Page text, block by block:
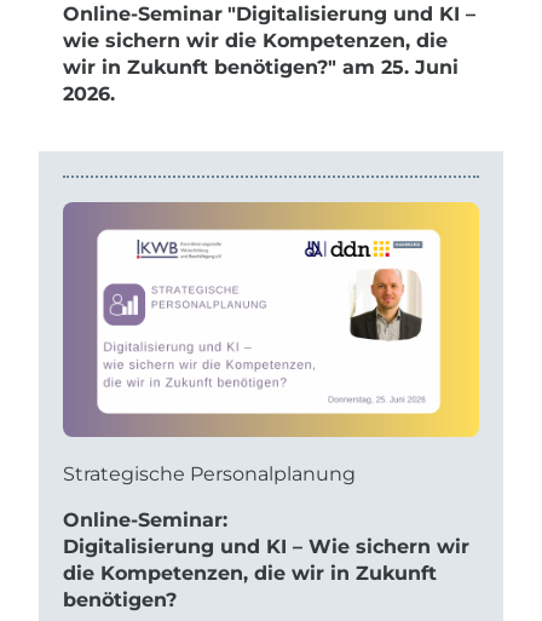
Online-Seminar "Digitalisierung und KI –
wie sichern wir die Kompetenzen, die
wir in Zukunft benötigen?" am 25. Juni
2026.
Strategische Personalplanung
Online-Seminar:
Digitalisierung und KI – Wie sichern wir
die Kompetenzen, die wir in Zukunft
benötigen?